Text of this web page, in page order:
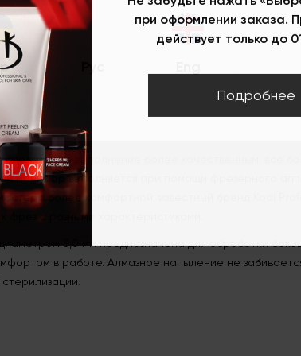
Описание
абразив, d=3 мм, длина рабочей части 7 мм,
3,0 мм, форма: конус,
его выполнение более качественным, все
маникюр выполняется при помощи фрезерного
более комфортной, известный бренд Kodi
с разными характеристиками.
3,0 мм предназначена для обработки
в работе. Алмазное напыление не
при оформлении заказа.
действует только до
Подробнее